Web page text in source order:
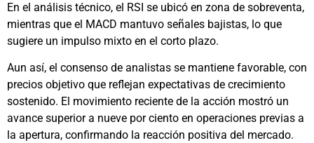
En el análisis técnico, el RSI se ubicó en zona de sobreventa,
mientras que el MACD mantuvo señales bajistas, lo que
sugiere un impulso mixto en el corto plazo.
Aun así, el consenso de analistas se mantiene favorable, con
precios objetivo que reflejan expectativas de crecimiento
sostenido. El movimiento reciente de la acción mostró un
avance superior a nueve por ciento en operaciones previas a
la apertura, confirmando la reacción positiva del mercado.